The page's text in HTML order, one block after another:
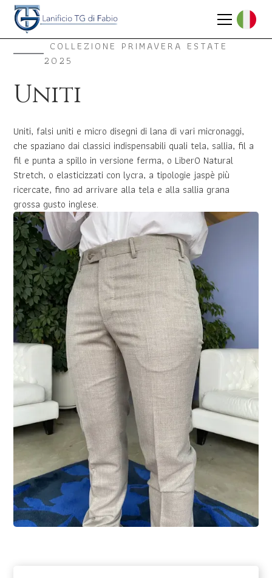
COLLEZIONE PRIMAVERA ESTATE
2025
Uniti
Uniti, falsi uniti e micro disegni di lana di vari micronaggi,
che spaziano dai classici indispensabili quali tela, sallia, fil a
fil e punta a spillo in versione ferma, o LiberO Natural
Stretch, o elasticizzati con lycra, a tipologie jaspè più
ricercate, fino ad arrivare alla tela e alla sallia grana
grossa gusto inglese.